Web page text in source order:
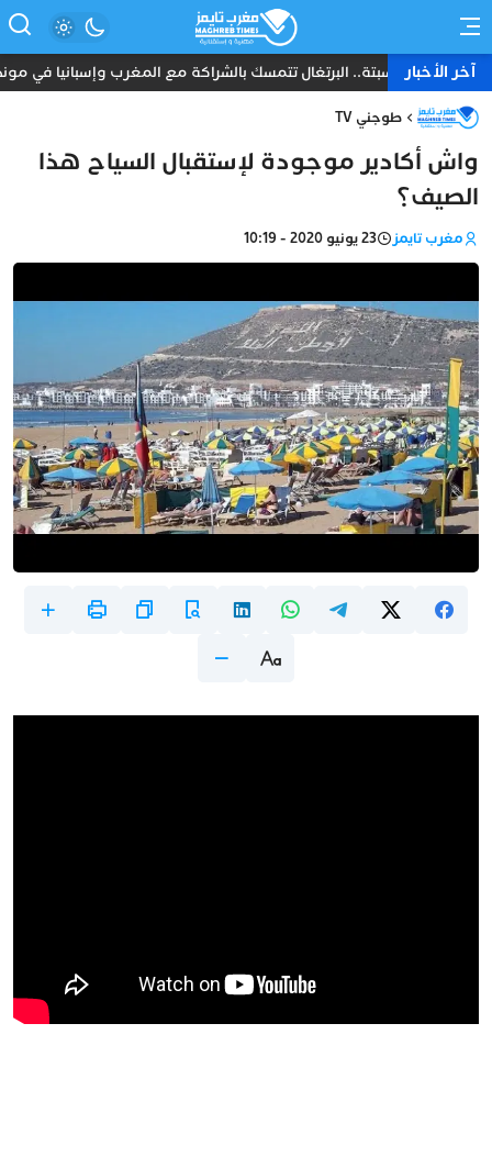
آخر الأخبار
حول سبتة.. البرتغال تتمسك بالشراكة مع المغرب وإسبانيا في مونديال
طوجني TV
واش أكادير موجودة لإستقبال السياح هذا
الصيف؟
مغرب تايمز 23 يونيو 2020 - 10:19